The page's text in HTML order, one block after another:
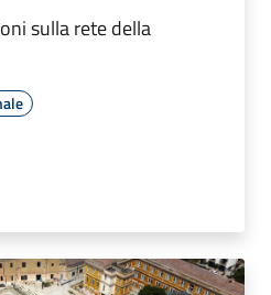
sulla rete della